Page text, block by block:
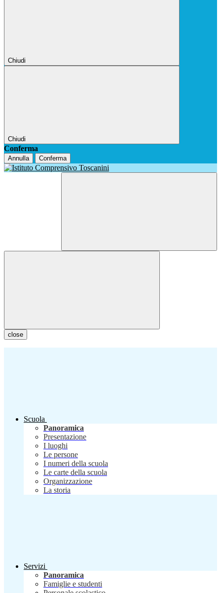
Chiudi
Chiudi
Conferma
Annulla Conferma
close
Scuola
Panoramica
Presentazione
I luoghi
Le persone
I numeri della scuola
Le carte della scuola
Organizzazione
La storia
Servizi
Panoramica
Famiglie e studenti